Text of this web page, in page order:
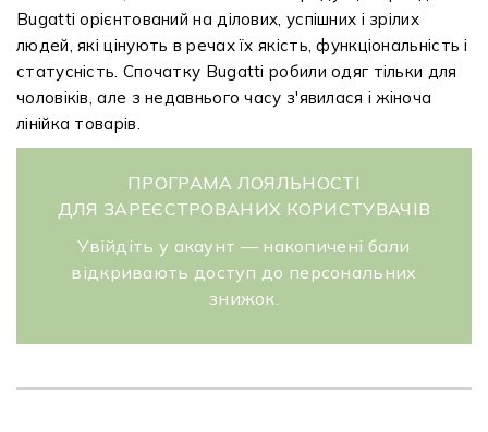
Bugatti орієнтований на ділових, успішних і зрілих
людей, які цінують в речах їх якість, функціональність і
статусність. Спочатку Bugatti робили одяг тільки для
чоловіків, але з недавнього часу з'явилася і жіноча
лінійка товарів.
ПРОГРАМА ЛОЯЛЬНОСТІ
ДЛЯ ЗАРЕЄСТРОВАНИХ КОРИСТУВАЧІВ
Увійдіть у акаунт — накопичені бали
відкривають доступ до персональних
знижок.